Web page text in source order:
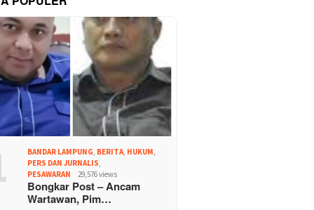
BANDAR LAMPUNG BERITA HUKUM
PERS DAN JURNALIS
PESAWARAN
29,576 views
Bongkar Post – Ancam
Wartawan, Pim…